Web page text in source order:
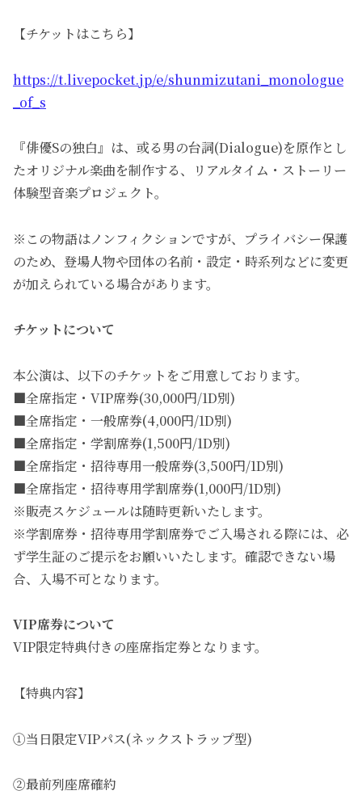
【チケットはこちら】
https://t.livepocket.jp/e/shunmizutani_monologue
_of_s
『俳優Sの独白』は、或る男の台詞(Dialogue)を原作とし
たオリジナル楽曲を制作する、リアルタイム・ストーリー
体験型音楽プロジェクト。
※この物語はノンフィクションですが、プライバシー保護
のため、登場人物や団体の名前・設定・時系列などに変更
が加えられている場合があります。
チケットについて
本公演は、以下のチケットをご用意しております。
■全席指定・VIP席券(30,000円/1D別)
■全席指定・一般席券(4,000円/1D別)
■全席指定・学割席券(1,500円/1D別)
■全席指定・招待専用一般席券(3,500円/1D別)
■全席指定・招待専用学割席券(1,000円/1D別)
※販売スケジュールは随時更新いたします。
※学割席券・招待専用学割席券でご入場される際には、必
ず学生証のご提示をお願いいたします。確認できない場
合、入場不可となります。
VIP席券について
VIP限定特典付きの座席指定券となります。
【特典内容】
①当日限定VIPパス(ネックストラップ型)
②最前列座席確約